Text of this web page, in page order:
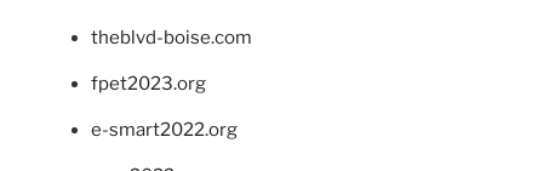
theblvd-boise.com
fpet2023.org
e-smart2022.org